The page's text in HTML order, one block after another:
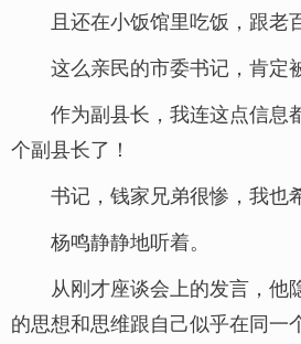
且还在小饭馆里吃饭，跟老
这么亲民的市委书记，肯定
作为副县长，我连这点信息
个副县长了！
书记，钱家兄弟很惨，我也
杨鸣静静地听着。
从刚才座谈会上的发言，他
的思想和思维跟自己似乎在同一